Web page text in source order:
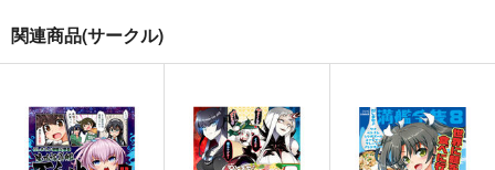
blue+α
550円（税込）
blue+α
550円（税込）
よ!!足柄さん(25)
HYPER BRAND
関連商品(サークル)